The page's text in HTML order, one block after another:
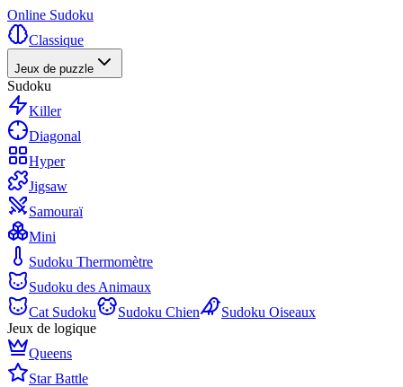
Online Sudoku
Classique
Jeux de puzzle
Sudoku
Killer
Diagonal
Hyper
Jigsaw
Samouraï
Mini
Sudoku Thermomètre
Sudoku des Animaux
Cat Sudoku
Sudoku Chien
Sudoku Oiseaux
Jeux de logique
Queens
Star Battle